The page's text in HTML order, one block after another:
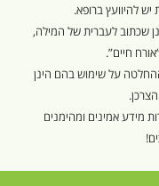
יש להיוועץ ברופא.
שכתוב לעברית של המילה,
על שימוש בהם הינן
מידע אמינים ומהימנים